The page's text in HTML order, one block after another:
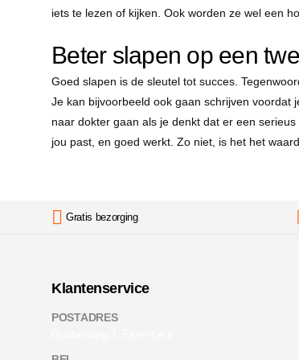
iets te lezen of kijken. Ook worden ze wel een
Beter slapen op een
Goed slapen is de sleutel tot succes.
Je kan bijvoorbeeld ook gaan schrijven voordat
naar dokter gaan als je denkt dat er een
jou past, en goed werkt. Zo niet, is het het
Gratis bezorging
Klantenservice
POSTADRES